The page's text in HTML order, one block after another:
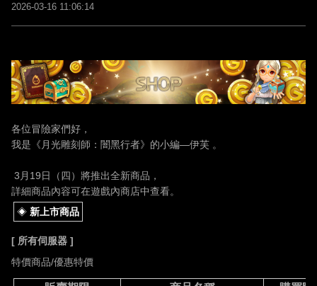
2026-03-16 11:06:14
各位冒險家們好，
我是《月光雕刻師：闇黑行者》的小編—伊芙 。
3 月 19日（四）將推出全新商品，
詳細商品內容可在遊戲內商店中查看。
◈ 新上市商品
[ 所有伺服器 ]
特價商品/優惠特價